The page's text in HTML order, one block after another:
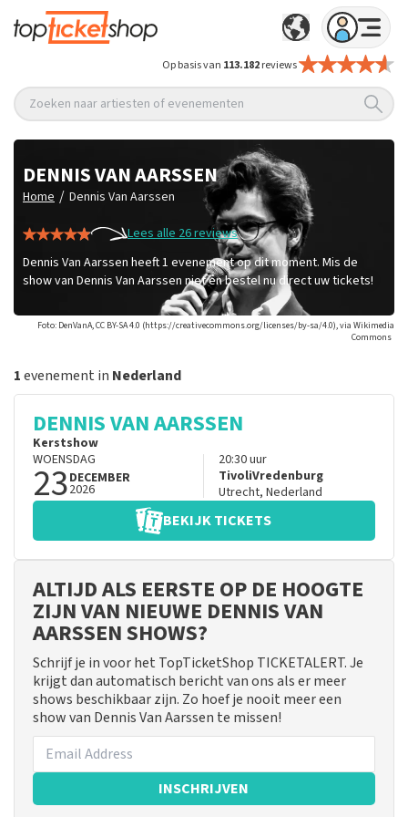
Op basis van 113.182reviews
Zoeken naar artiesten of evenementen
DENNIS VAN AARSSEN
Home / Dennis Van Aarssen
Lees alle 26 reviews
Dennis Van Aarssen heeft 1 evenement op dit moment. Mis de
show van Dennis Van Aarssen niet en bestel nu direct uw tickets!
Foto: DenVanA, CC BY-SA 4.0 (https://creativecommons.org/licenses/by-sa/4.0), via Wikimedia
Commons
1evenement in Nederland
DENNIS VAN AARSSEN
Kerstshow
WOENSDAG
23DECEMBER
2026
20:30uur
TivoliVredenburg
Utrecht, Nederland
BEKIJK TICKETS
ALTIJD ALS EERSTE OP DE HOOGTE
ZIJN VAN NIEUWE DENNIS VAN
AARSSEN SHOWS?
Schrijf je in voor het TopTicketShop TICKETALERT. Je
krijgt dan automatisch bericht van ons als er meer
shows beschikbaar zijn. Zo hoef je nooit meer een
show van Dennis Van Aarssen te missen!
INSCHRIJVEN